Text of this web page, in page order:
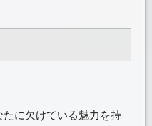
に欠けている魅力を持